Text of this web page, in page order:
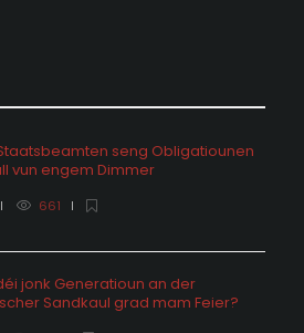
seng Obligatiounen
vun engem Dimmer
661
jonk Generatioun an der
Sandkaul grad mam Feier?